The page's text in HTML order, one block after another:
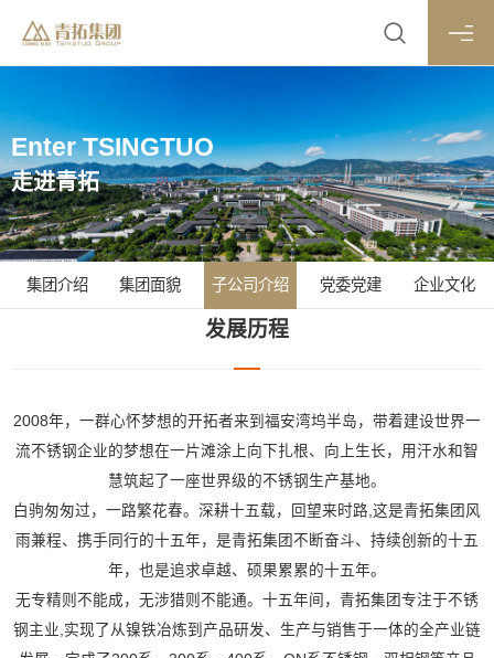
Enter TSINGTUO
走进青拓
集团介绍 集团面貌 子公司介绍 党委党建 企业文化
发展历程
2008年，一群心怀梦想的开拓者来到福安湾坞半岛，带着建设世界一
流不锈钢企业的梦想在一片滩涂上向下扎根、向上生长，用汗水和智
慧筑起了一座世界级的不锈钢生产基地。
白驹匆匆过，一路繁花春。深耕十五载，回望来时路,这是青拓集团风
雨兼程、携手同行的十五年，是青拓集团不断奋斗、持续创新的十五
年，也是追求卓越、硕果累累的十五年。
无专精则不能成，无涉猎则不能通。十五年间，青拓集团专注于不锈
钢主业,实现了从镍铁冶炼到产品研发、生产与销售于一体的全产业链